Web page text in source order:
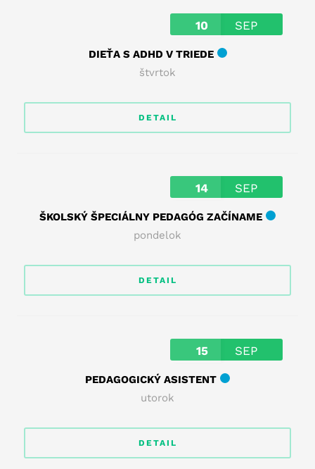
10 SEP
DIEŤA S ADHD V TRIEDE
štvrtok
DETAIL
14 SEP
ŠKOLSKÝ ŠPECIÁLNY PEDAGÓG ZAČÍNAME
pondelok
DETAIL
15 SEP
PEDAGOGICKÝ ASISTENT
utorok
DETAIL